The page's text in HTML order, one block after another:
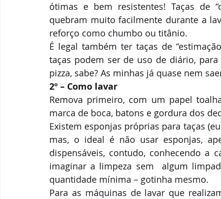
ótimas e bem resistentes! Taças de
quebram muito facilmente durante a
reforço como chumbo ou titânio.
É legal também ter taças de
taças podem ser de uso de diário,
pizza, sabe? As minhas já quase nem
2º – Como lavar
Remova primeiro, com um papel
marca de boca, batons e gordura dos
Existem esponjas próprias para taças
mas, o ideal é não usar esponjas,
dispensáveis, contudo, conhecendo
imaginar a limpeza sem  algum
quantidade mínima – gotinha mesmo.
Para as máquinas de lavar que